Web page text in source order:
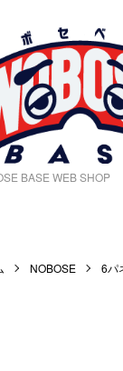
BASE WEB SHOP
NOBOSE 6パ